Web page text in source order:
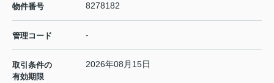
物件番号 8278182
管理コード -
取引条件の
有効期限
2026年08月15日